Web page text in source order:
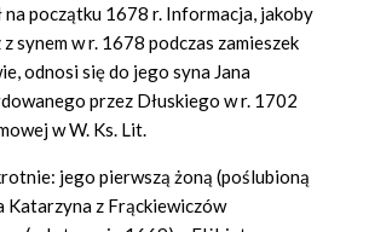
na początku 1678 r. Informacja, jakoby
synem w r. 1678 podczas zamieszek
odnosi się do jego syna Jana
przez Dłuskiego w r. 1702
w W. Ks. Lit.
jego pierwszą żoną (poślubioną
Katarzyna z Frąckiewiczów